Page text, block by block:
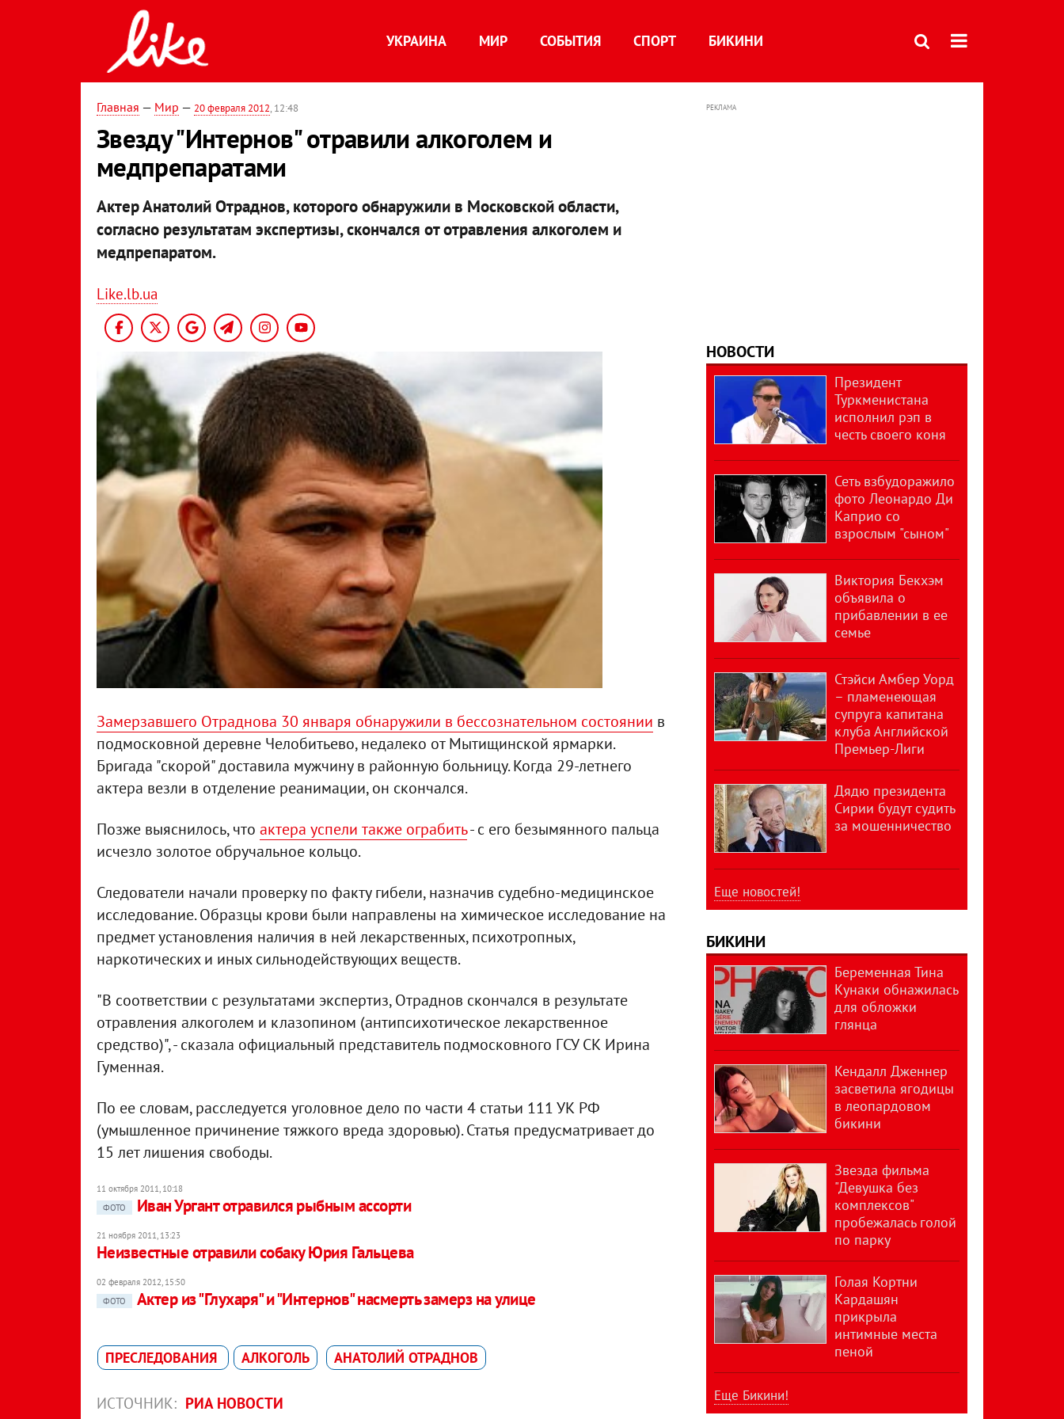
УКРАИНА МИР СОБЫТИЯ СПОРТ БИКИНИ
Главная — Мир — 20 февраля 2012, 12:48
Звезду "Интернов" отравили алкоголем и
медпрепаратами
Актер Анатолий Отраднов, которого обнаружили в Московской области,
согласно результатам экспертизы, скончался от отравления алкоголем и
медпрепаратом.
Like.lb.ua
Замерзавшего Отраднова 30 января обнаружили в бессознательном состоянии в
подмосковной деревне Челобитьево, недалеко от Мытищинской ярмарки.
Бригада "скорой" доставила мужчину в районную больницу. Когда 29-летнего
актера везли в отделение реанимации, он скончался.
Позже выяснилось, что актера успели также ограбить- с его безымянного пальца
исчезло золотое обручальное кольцо.
Следователи начали проверку по факту гибели, назначив судебно-медицинское
исследование. Образцы крови были направлены на химическое исследование на
предмет установления наличия в ней лекарственных, психотропных,
наркотических и иных сильнодействующих веществ.
"В соответствии с результатами экспертиз, Отраднов скончался в результате
отравления алкоголем и клазопином (антипсихотическое лекарственное
средство)", - сказала официальный представитель подмосковного ГСУ СК Ирина
Гуменная.
По ее словам, расследуется уголовное дело по части 4 статьи 111 УК РФ
(умышленное причинение тяжкого вреда здоровью). Статья предусматривает до
15 лет лишения свободы.
11 октября 2011, 10:18
ФОТО
Иван Ургант отравился рыбным ассорти
21 ноября 2011, 13:23
Неизвестные отравили собаку Юрия Гальцева
02 февраля 2012, 15:50
ФОТО
Актер из "Глухаря" и "Интернов" насмерть замерз на улице
ПРЕСЛЕДОВАНИЯ АЛКОГОЛЬ АНАТОЛИЙ ОТРАДНОВ
ИСТОЧНИК: РИА НОВОСТИ
РЕКЛАМА
НОВОСТИ
Президент
Туркменистана
исполнил рэп в
честь своего коня
Сеть взбудоражило
фото Леонардо Ди
Каприо со
взрослым "сыном"
Виктория Бекхэм
объявила о
прибавлении в ее
семье
Стэйси Амбер Уорд
– пламенеющая
супруга капитана
клуба Английской
Премьер-Лиги
Дядю президента
Сирии будут судить
за мошенничество
Еще новостей!
БИКИНИ
Беременная Тина
Кунаки обнажилась
для обложки
глянца
Кендалл Дженнер
засветила ягодицы
в леопардовом
бикини
Звезда фильма
"Девушка без
комплексов"
пробежалась голой
по парку
Голая Кортни
Кардашян
прикрыла
интимные места
пеной
Еще Бикини!